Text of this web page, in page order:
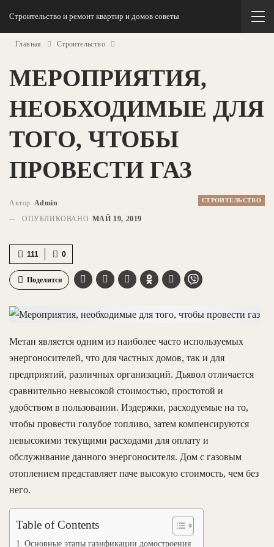
Строительство и ремонт квартир и домов советы
Главная Строительство
МЕРОПРИЯТИЯ,
НЕОБХОДИМЫЕ ДЛЯ
ТОГО, ЧТОБЫ
ПРОВЕСТИ ГАЗ
СТРОИТЕЛЬСТВО
Автор Admin
ОПУБЛИКОВАНО МАЙ 19, 2019
0
111
Поделится
Метан является одним из наиболее часто используемых
энергоносителей, что для частных домов, так и для
предприятий, различных организаций. Дьявол отличается
сравнительно невысокой стоимостью, простотой и
удобством в пользовании. Издержки, расходуемые на то,
чтобы провести голубое топливо, затем компенсируются
невысокими текущими расходами для оплату и
обслуживание данного энергоносителя. Дом с газовым
отоплением представляет паче высокую стоимость, чем без
него.
Table of Contents
Основные этапы газификации домостроения